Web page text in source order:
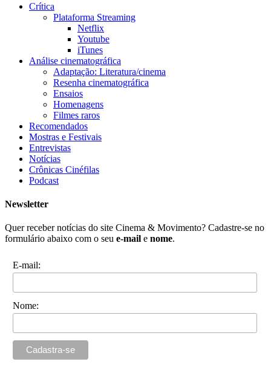
Crítica
Plataforma Streaming
Netflix
Youtube
iTunes
Análise cinematográfica
Adaptação: Literatura/cinema
Resenha cinematográfica
Ensaios
Homenagens
Filmes raros
Recomendados
Mostras e Festivais
Entrevistas
Notícias
Crônicas Cinéfilas
Podcast
Newsletter
Quer receber notícias do site Cinema & Movimento? Cadastre-se no
formulário abaixo com o seu e-mail e nome.
E-mail:
Nome: